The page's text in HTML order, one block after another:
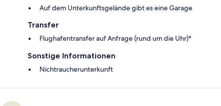
Auf dem Unterkunftsgelände gibt es eine Garage
Transfer
Flughafentransfer auf Anfrage (rund um die Uhr)*
Sonstige Informationen
Nichtraucherunterkunft